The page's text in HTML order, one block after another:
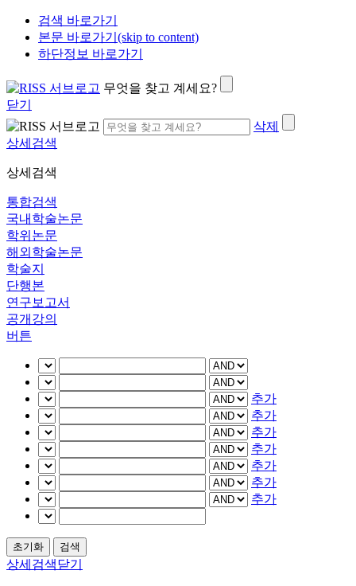
검색 바로가기
본문 바로가기(skip to content)
하단정보 바로가기
무엇을 찾고 계세요?
닫기
삭제
상세검색
상세검색
통합검색
국내학술논문
학위논문
해외학술논문
학술지
단행본
연구보고서
공개강의
버튼
추가
추가
추가
추가
추가
추가
추가
상세검색닫기